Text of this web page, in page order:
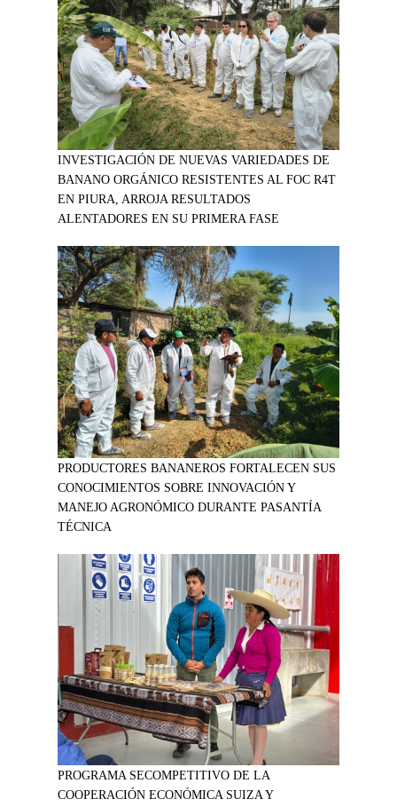
INVESTIGACIÓN DE NUEVAS VARIEDADES DE
BANANO ORGÁNICO RESISTENTES AL FOC R4T
EN PIURA, ARROJA RESULTADOS
ALENTADORES EN SU PRIMERA FASE
PRODUCTORES BANANEROS FORTALECEN SUS
CONOCIMIENTOS SOBRE INNOVACIÓN Y
MANEJO AGRONÓMICO DURANTE PASANTÍA
TÉCNICA
PROGRAMA SECOMPETITIVO DE LA
COOPERACIÓN ECONÓMICA SUIZA Y